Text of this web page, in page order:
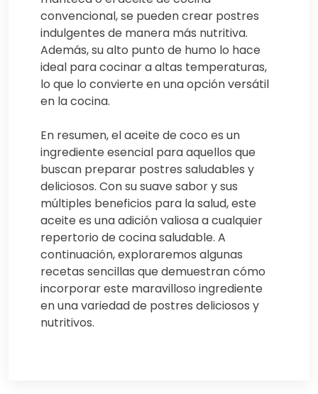
convencional, se pueden crear postres
indulgentes de manera más nutritiva.
Además, su alto punto de humo lo hace
ideal para cocinar a altas temperaturas,
lo que lo convierte en una opción versátil
en la cocina.
En resumen, el aceite de coco es un
ingrediente esencial para aquellos que
buscan preparar postres saludables y
deliciosos. Con su suave sabor y sus
múltiples beneficios para la salud, este
aceite es una adición valiosa a cualquier
repertorio de cocina saludable. A
continuación, exploraremos algunas
recetas sencillas que demuestran cómo
incorporar este maravilloso ingrediente
en una variedad de postres deliciosos y
nutritivos.